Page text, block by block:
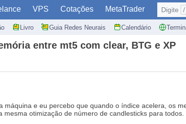
VPS Cotações MetaTrader
Livro Guia Redes Neurais Calendário
Digite /
entre mt5 com clear, BTG e XP
máquina e eu percebo que quando o índice acelera, os
otimização de número de candlesticks para todos.